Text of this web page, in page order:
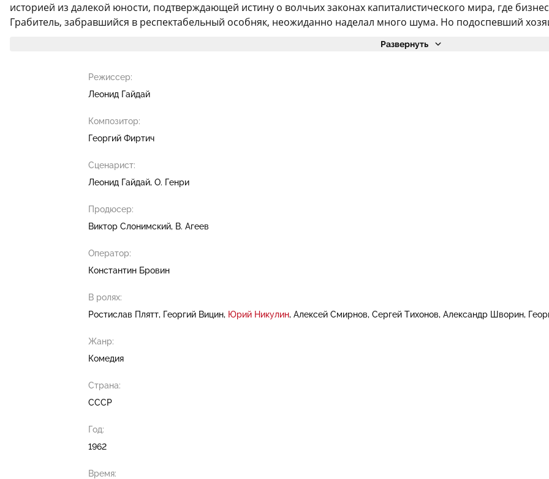
историей из далекой юности, подтверждающей истину о волчьих законах капиталистического мира, где
Грабитель, забравшийся в респектабельный особняк, неожиданно наделал много шума. Но подоспевший
Развернуть
Режиссер:
Леонид Гайдай
Композитор:
Георгий Фиртич
Сценарист:
Леонид Гайдай О. Генри
Продюсер:
Виктор Слонимский В. Агеев
Оператор:
Константин Бровин
В ролях:
Ростислав Плятт Георгий Вицин Юрий Никулин Алексей Смирнов Сергей Тихонов Александр Шворин
Жанр:
Комедия
Страна:
СССР
Год:
1962
Время: